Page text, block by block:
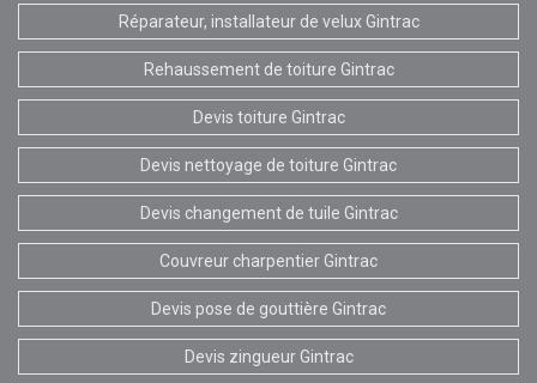
Réparateur, installateur de velux Gintrac
Rehaussement de toiture Gintrac
Devis toiture Gintrac
Devis nettoyage de toiture Gintrac
Devis changement de tuile Gintrac
Couvreur charpentier Gintrac
Devis pose de gouttière Gintrac
Devis zingueur Gintrac